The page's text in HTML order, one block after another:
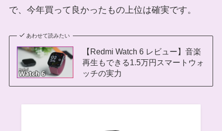
で、今年買って良かったもの上位は確実です。
あわせて読みたい
【Redmi Watch 6 レビュー】音楽
再生もできる1.5万円スマートウォ
ッチの実力